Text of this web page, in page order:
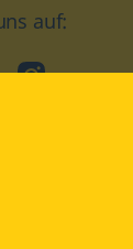
auf:
Instagram